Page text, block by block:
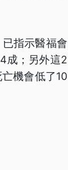
指示醫福會
成；另外這2
機會低了10